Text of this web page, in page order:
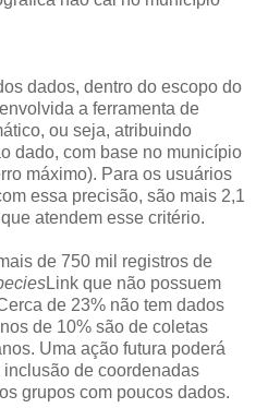
dados, dentro do escopo do
a ferramenta de
ou seja, atribuindo
dado, com base no município
máximo). Para os usuários
essa precisão, são mais 2,1
atendem esse critério.
de 750 mil registros de
Link que não possuem
de 23% não tem dados
de 10% são de coletas
Uma ação futura poderá
de coordenadas
grupos com poucos dados.